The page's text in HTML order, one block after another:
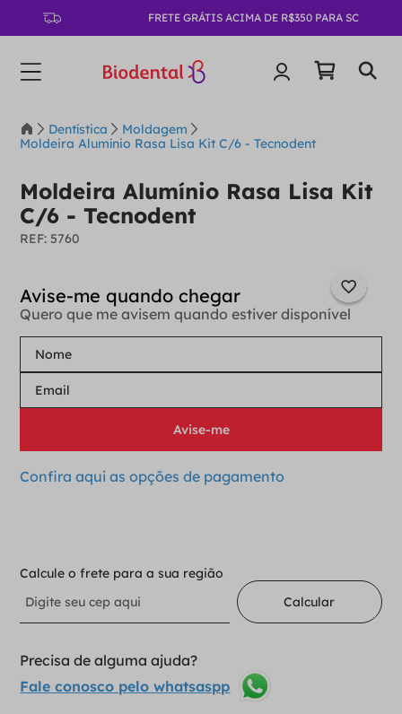
FRETE GRÁTIS ACIMA DE R$350 PARA SC
Dentística
Moldagem
Moldeira Alumínio Rasa Lisa Kit C/6 - Tecnodent
Moldeira Alumínio Rasa Lisa Kit
C/6 - Tecnodent
:5760
Quero que me avisem quando estiver disponível
Confira aqui as opções de pagamento
Calcule o frete para a sua região
Calcular
Precisa de alguma ajuda?
Fale conosco pelo whatsaspp